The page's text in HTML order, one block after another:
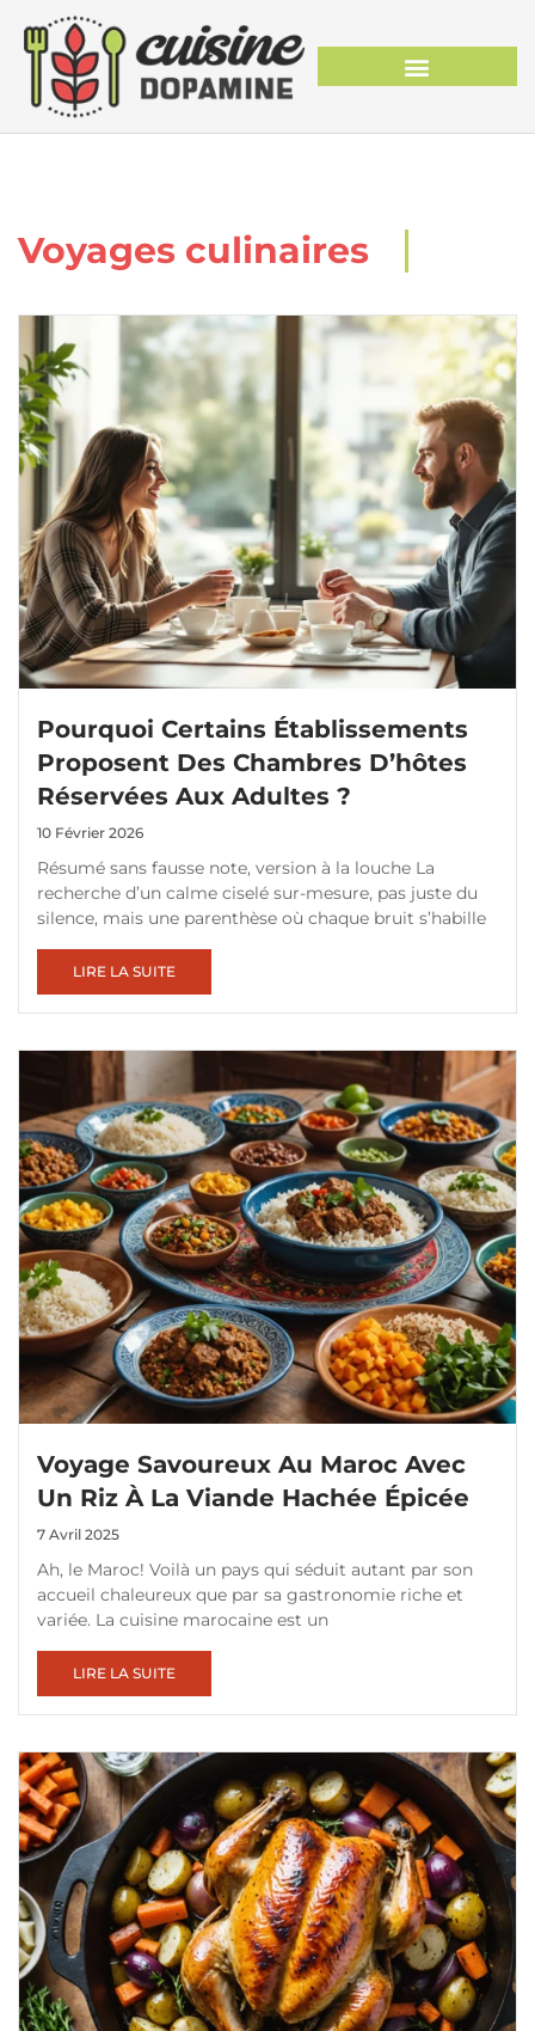
Voyages culinaires
Pourquoi Certains Établissements
Proposent Des Chambres D’hôtes
Réservées Aux Adultes ?
10 Février 2026
Résumé sans fausse note, version à la louche La
recherche d’un calme ciselé sur-mesure, pas juste du
silence, mais une parenthèse où chaque bruit s’habille
LIRE LA SUITE
Voyage Savoureux Au Maroc Avec
Un Riz À La Viande Hachée Épicée
7 Avril 2025
Ah, le Maroc! Voilà un pays qui séduit autant par son
accueil chaleureux que par sa gastronomie riche et
variée. La cuisine marocaine est un
LIRE LA SUITE